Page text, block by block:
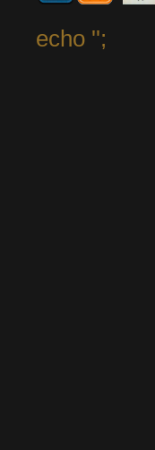
echo '';